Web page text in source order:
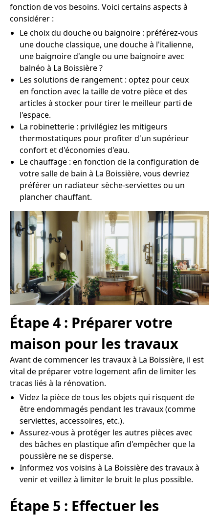
fonction de vos besoins. Voici certains aspects à
considérer :
Le choix du douche ou baignoire : préférez-vous
une douche classique, une douche à l'italienne,
une baignoire d'angle ou une baignoire avec
balnéo à La Boissière ?
Les solutions de rangement : optez pour ceux
en fonction avec la taille de votre pièce et des
articles à stocker pour tirer le meilleur parti de
l'espace.
La robinetterie : privilégiez les mitigeurs
thermostatiques pour profiter d'un supérieur
confort et d'économies d'eau.
Le chauffage : en fonction de la configuration de
votre salle de bain à La Boissière, vous devriez
préférer un radiateur sèche-serviettes ou un
plancher chauffant.
Étape 4 : Préparer votre
maison pour les travaux
Avant de commencer les travaux à La Boissière, il est
vital de préparer votre logement afin de limiter les
tracas liés à la rénovation.
Videz la pièce de tous les objets qui risquent de
être endommagés pendant les travaux (comme
serviettes, accessoires, etc.).
Assurez-vous à protéger les autres pièces avec
des bâches en plastique afin d'empêcher que la
poussière ne se disperse.
Informez vos voisins à La Boissière des travaux à
venir et veillez à limiter le bruit le plus possible.
Étape 5 : Effectuer les